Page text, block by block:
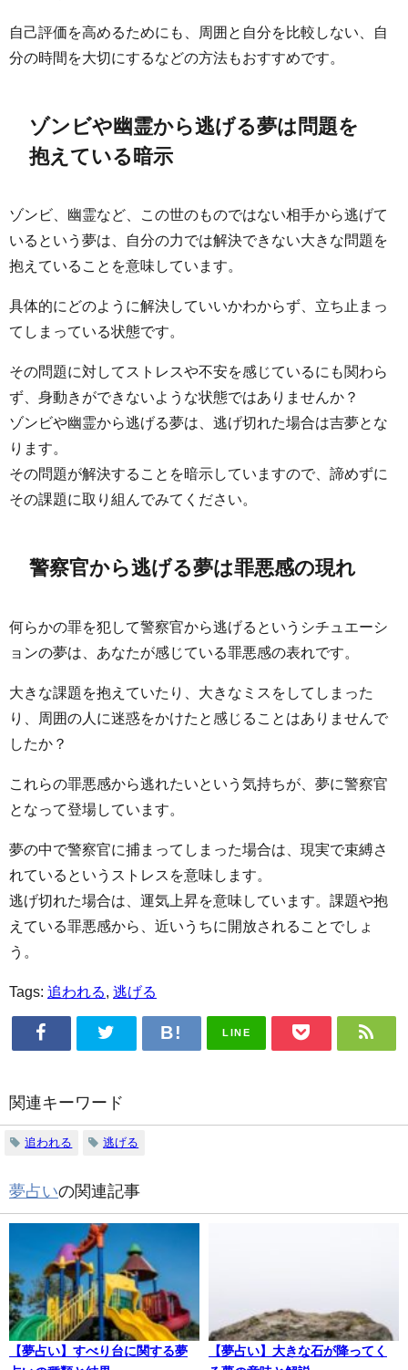
自己評価を高めるためにも、周囲と自分を比較しない、自
分の時間を大切にするなどの方法もおすすめです。
ゾンビや幽霊から逃げる夢は問題を
抱えている暗示
ゾンビ、幽霊など、この世のものではない相手から逃げて
いるという夢は、自分の力では解決できない大きな問題を
抱えていることを意味しています。
具体的にどのように解決していいかわからず、立ち止まっ
てしまっている状態です。
その問題に対してストレスや不安を感じているにも関わら
ず、身動きができないような状態ではありませんか？
ゾンビや幽霊から逃げる夢は、逃げ切れた場合は吉夢とな
ります。
その問題が解決することを暗示していますので、諦めずに
その課題に取り組んでみてください。
警察官から逃げる夢は罪悪感の現れ
何らかの罪を犯して警察官から逃げるというシチュエーシ
ョンの夢は、あなたが感じている罪悪感の表れです。
大きな課題を抱えていたり、大きなミスをしてしまった
り、周囲の人に迷惑をかけたと感じることはありませんで
したか？
これらの罪悪感から逃れたいという気持ちが、夢に警察官
となって登場しています。
夢の中で警察官に捕まってしまった場合は、現実で束縛さ
れているというストレスを意味します。
逃げ切れた場合は、運気上昇を意味しています。課題や抱
えている罪悪感から、近いうちに開放されることでしょ
う。
Tags: 追われる 逃げる
LINE
関連キーワード
追われる 逃げる
夢占いの関連記事
【夢占い】すべり台に関する夢
【夢占い】大きな石が降ってく